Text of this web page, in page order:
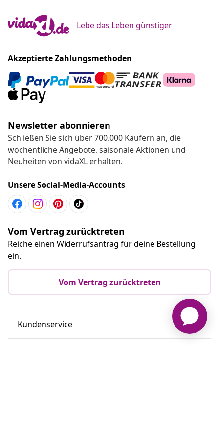
Lebe das Leben günstiger
Akzeptierte Zahlungsmethoden
Newsletter abonnieren
Schließen Sie sich über 700.000 Käufern an, die
wöchentliche Angebote, saisonale Aktionen und
Neuheiten von vidaXL erhalten.
Unsere Social-Media-Accounts
Vom Vertrag zurücktreten
Reiche einen Widerrufsantrag für deine Bestellung
ein.
Vom Vertrag zurücktreten
Kundenservice